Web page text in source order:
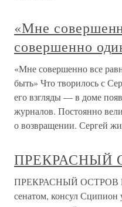
«Мне
совершенно
«Мне совершенно все
быть» Что творилось с
его взгляды — в доме
журналов. Постоянно
о возвращении. Сергей
ПРЕКРАСНЫЙ
ПРЕКРАСНЫЙ ОСТРОВ
сенатом, консул